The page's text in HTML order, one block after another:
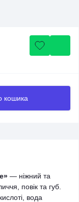
кошика
— ніжний та
повік та губ.
вода